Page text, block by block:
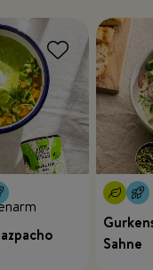
Sahne